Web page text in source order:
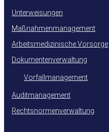
Unterweisungen
Maßnahmenmanagement
Arbeitsmedizinische Vorsorge
Dokumentenverwaltung
Vorfallmanagement
Auditmanagement
Rechtsnormenverwaltung